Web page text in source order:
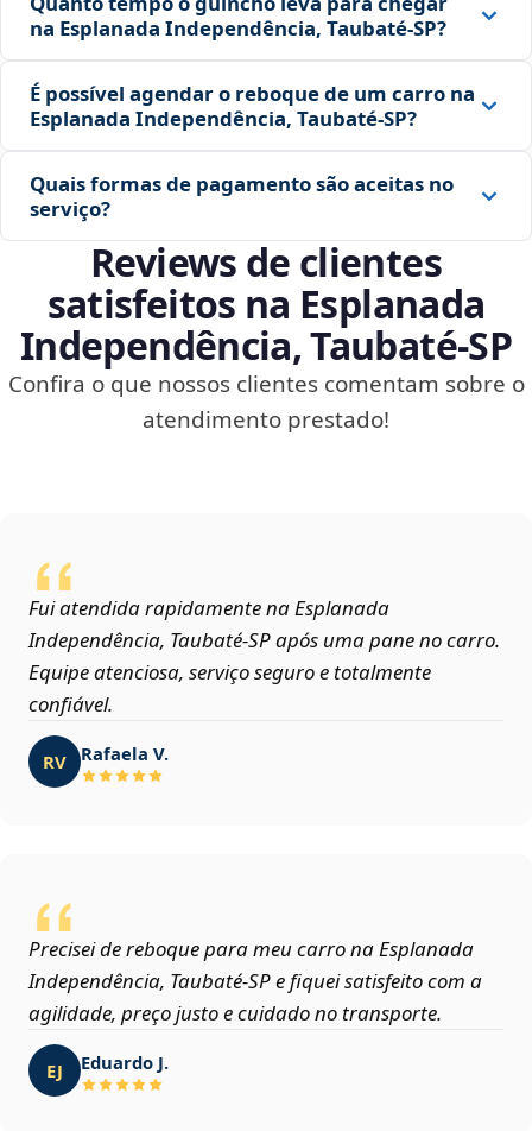
na Esplanada Independência, Taubaté‑SP?
É possível agendar o reboque de um carro na
Esplanada Independência, Taubaté‑SP?
Quais formas de pagamento são aceitas no
serviço?
Reviews de clientes
satisfeitos na Esplanada
Independência, Taubaté‑SP
Confira o que nossos clientes comentam sobre o
atendimento prestado!
Fui atendida rapidamente na Esplanada
Independência, Taubaté‑SP após uma pane no carro.
Equipe atenciosa, serviço seguro e totalmente
confiável.
RV Rafaela V.
Precisei de reboque para meu carro na Esplanada
Independência, Taubaté‑SP e fiquei satisfeito com a
agilidade, preço justo e cuidado no transporte.
EJ Eduardo J.